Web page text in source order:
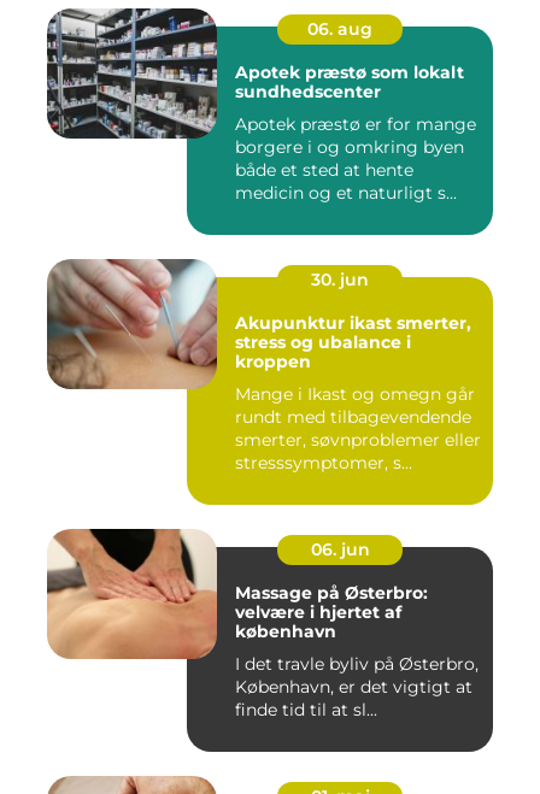
06. aug
Apotek præstø som lokalt
sundhedscenter
Apotek præstø er for mange
borgere i og omkring byen
både et sted at hente
medicin og et naturligt s...
30. jun
Akupunktur ikast smerter,
stress og ubalance i
kroppen
Mange i Ikast og omegn går
rundt med tilbagevendende
smerter, søvnproblemer eller
stresssymptomer, s...
06. jun
Massage på Østerbro:
velvære i hjertet af
københavn
I det travle byliv på Østerbro,
København, er det vigtigt at
finde tid til at sl...